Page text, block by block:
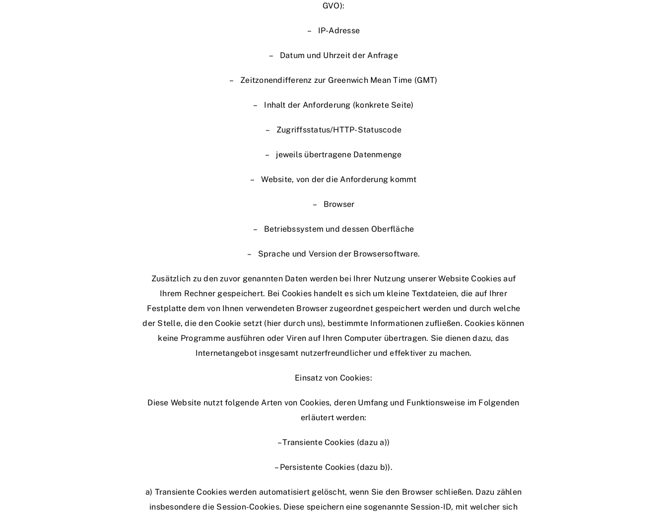
GVO):
– IP-Adresse
– Datum und Uhrzeit der Anfrage
– Zeitzonendifferenz zur Greenwich Mean Time (GMT)
– Inhalt der Anforderung (konkrete Seite)
– Zugriffsstatus/HTTP-Statuscode
– jeweils übertragene Datenmenge
– Website, von der die Anforderung kommt
– Browser
– Betriebssystem und dessen Oberfläche
– Sprache und Version der Browsersoftware.
Zusätzlich zu den zuvor genannten Daten werden bei Ihrer Nutzung unserer Website Cookies auf
Ihrem Rechner gespeichert. Bei Cookies handelt es sich um kleine Textdateien, die auf Ihrer
Festplatte dem von Ihnen verwendeten Browser zugeordnet gespeichert werden und durch welche
der Stelle, die den Cookie setzt (hier durch uns), bestimmte Informationen zufließen. Cookies können
keine Programme ausführen oder Viren auf Ihren Computer übertragen. Sie dienen dazu, das
Internetangebot insgesamt nutzerfreundlicher und effektiver zu machen.
Einsatz von Cookies:
Diese Website nutzt folgende Arten von Cookies, deren Umfang und Funktionsweise im Folgenden
erläutert werden:
– Transiente Cookies (dazu a))
– Persistente Cookies (dazu b)).
a) Transiente Cookies werden automatisiert gelöscht, wenn Sie den Browser schließen. Dazu zählen
insbesondere die Session-Cookies. Diese speichern eine sogenannte Session-ID, mit welcher sich